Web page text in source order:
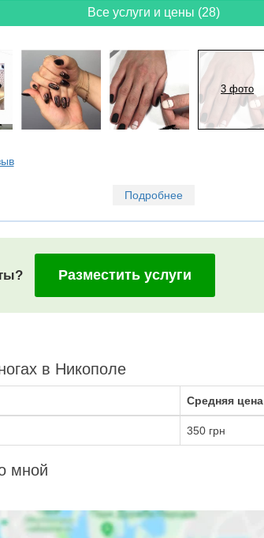
Все услуги и цены (28)
3 фото
Подробнее
Разместить услуги
в Никополе
Средняя цена
350 грн
мной